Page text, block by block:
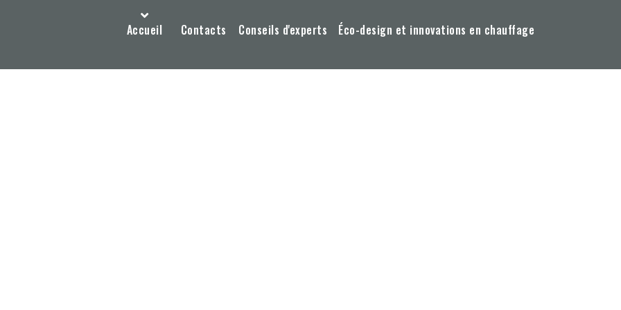
Accueil Contacts Conseils d'experts Éco-design et innovations en chauffage